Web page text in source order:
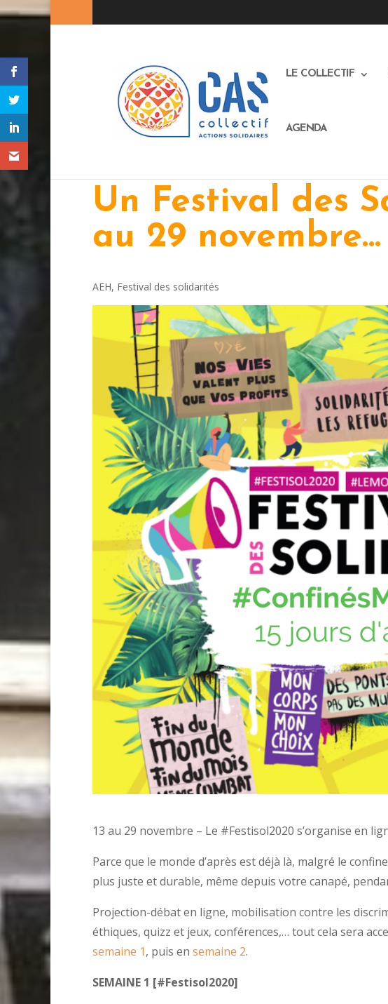
LE COLLECTIF
AGENDA
Un Festival des
au 29
AEH, Festival des solidarités
13 au 29 novembre – Le #Festisol2020 s’organise en
Parce que le monde d’après est déjà là, malgré le
plus juste et durable, même depuis votre canapé,
Projection-débat en ligne, mobilisation contre les
éthiques, quizz et jeux, conférences,… tout cela sera
semaine 1, puis en semaine 2.
SEMAINE 1 [#Festisol2020]